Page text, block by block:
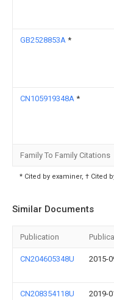
GB2528853A *
CN105919348A *
Family To Family Citations
* Cited by examiner, † Cited
Similar Documents
Publication
CN204605348U 2015-
CN208354118U 2019-